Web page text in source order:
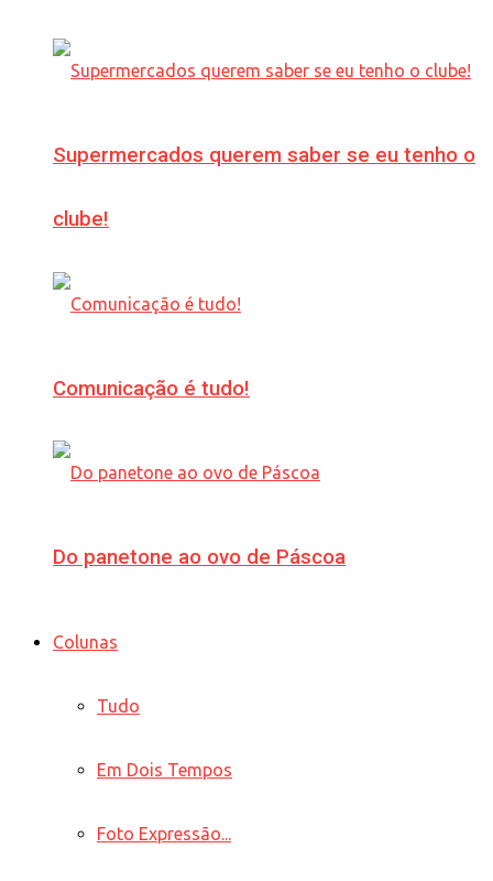
Supermercados querem saber se eu tenho o
clube!
Comunicação é tudo!
Do panetone ao ovo de Páscoa
Colunas
Tudo
Em Dois Tempos
Foto Expressão...